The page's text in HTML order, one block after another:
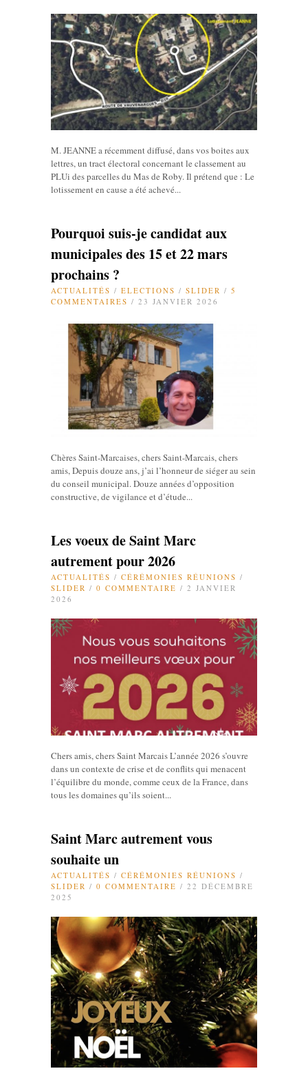
M. JEANNE a récemment diffusé, dans vos boites aux
lettres, un tract électoral concernant le classement au
PLUi des parcelles du Mas de Roby. Il prétend que : Le
lotissement en cause a été achevé...
Pourquoi suis-je candidat aux
municipales des 15 et 22 mars
prochains ?
ACTUALITÉS / ELECTIONS / SLIDER / 5
COMMENTAIRES / 23 JANVIER 2026
Chères Saint-Marcaises, chers Saint-Marcais, chers
amis, Depuis douze ans, j’ai l’honneur de siéger au sein
du conseil municipal. Douze années d’opposition
constructive, de vigilance et d’étude...
Les voeux de Saint Marc
autrement pour 2026
ACTUALITÉS / CÉRÉMONIES RÉUNIONS /
SLIDER / 0 COMMENTAIRE / 2 JANVIER
2026
Chers amis, chers Saint Marcais L’année 2026 s’ouvre
dans un contexte de crise et de conflits qui menacent
l’équilibre du monde, comme ceux de la France, dans
tous les domaines qu’ils soient...
Saint Marc autrement vous
souhaite un
ACTUALITÉS / CÉRÉMONIES RÉUNIONS /
SLIDER / 0 COMMENTAIRE / 22 DÉCEMBRE
2025